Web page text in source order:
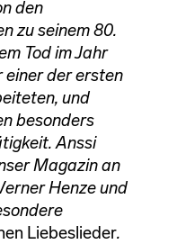
den
zu seinem 80.
Tod im Jahr
einer der ersten
und
besonders
Anssi
Magazin an
Henze und
Liebeslieder.